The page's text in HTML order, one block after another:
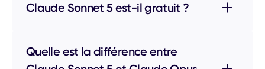
Claude Sonnet 5 est-il gratuit ?
Quelle est la différence entre